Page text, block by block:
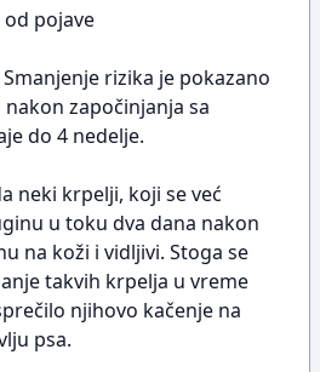
pojave
rizika je pokazano
započinjanja sa
do 4 nedelje.
neki krpelji, koji se već
u toku dva dana nakon
na koži i vidljivi. Stoga se
takvih krpelja u vreme
njihovo kačenje na
psa.